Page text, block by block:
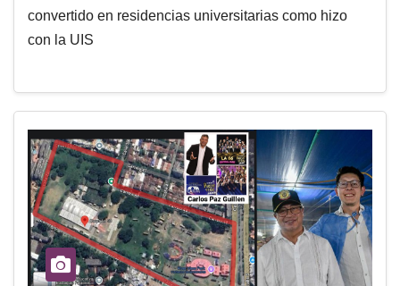
convertido en residencias universitarias como hizo
con la UIS